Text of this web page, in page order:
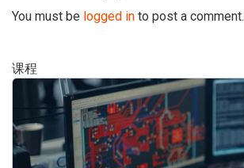
You must be logged in to post a comment.
课程